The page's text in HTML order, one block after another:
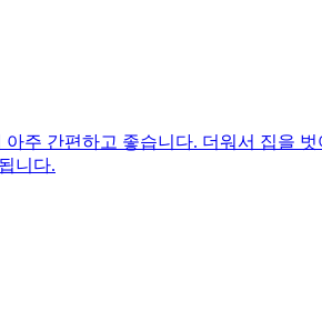
주 간편하고 좋습니다. 더워서 집을
니다.